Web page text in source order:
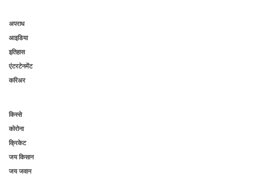
अपराध
आइडिया
इतिहास
एंटरटेनमेंट
करिअर
किस्से
कोरोना
क्रिकेट
जय किसान
जय जवान